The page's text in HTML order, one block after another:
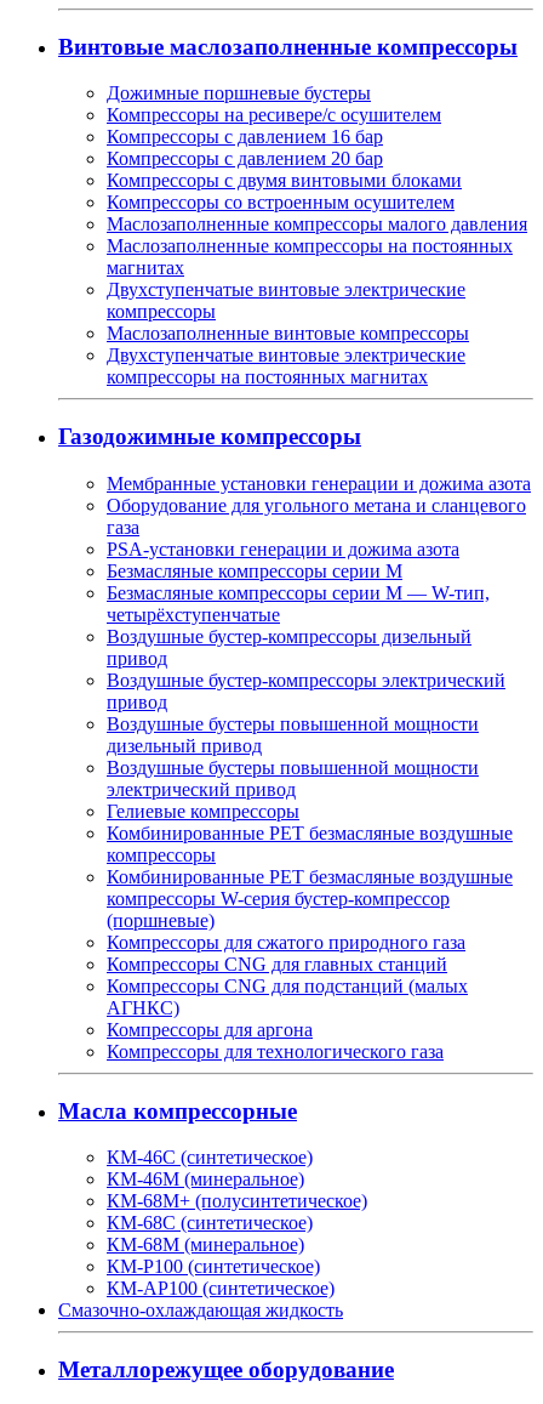
Винтовые маслозаполненные компрессоры
Дожимные поршневые бустеры
Компрессоры на ресивере/с осушителем
Компрессоры с давлением 16 бар
Компрессоры с давлением 20 бар
Компрессоры с двумя винтовыми блоками
Компрессоры со встроенным осушителем
Маслозаполненные компрессоры малого давления
Маслозаполненные компрессоры на постоянных
магнитах
Двухступенчатые винтовые электрические
компрессоры
Маслозаполненные винтовые компрессоры
Двухступенчатые винтовые электрические
компрессоры на постоянных магнитах
Газодожимные компрессоры
Мембранные установки генерации и дожима азота
Оборудование для угольного метана и сланцевого
газа
PSA-установки генерации и дожима азота
Безмасляные компрессоры серии M
Безмасляные компрессоры серии M — W-тип,
четырёхступенчатые
Воздушные бустер-компрессоры дизельный
привод
Воздушные бустер-компрессоры электрический
привод
Воздушные бустеры повышенной мощности
дизельный привод
Воздушные бустеры повышенной мощности
электрический привод
Гелиевые компрессоры
Комбинированные PET безмасляные воздушные
компрессоры
Комбинированные PET безмасляные воздушные
компрессоры W-серия бустер-компрессор
(поршневые)
Компрессоры для сжатого природного газа
Компрессоры CNG для главных станций
Компрессоры CNG для подстанций (малых
АГНКС)
Компрессоры для аргона
Компрессоры для технологического газа
Масла компрессорные
КМ-46С (синтетическое)
КМ-46М (минеральное)
КМ-68М+ (полусинтетическое)
КМ-68С (синтетическое)
КМ-68М (минеральное)
КМ-Р100 (синтетическое)
КМ-АР100 (синтетическое)
Смазочно-охлаждающая жидкость
Металлорежущее оборудование